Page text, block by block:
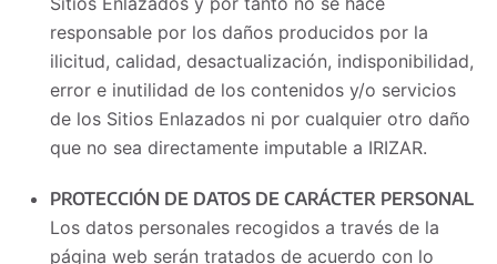
responsable por los daños producidos por la
ilicitud, calidad, desactualización, indisponibilidad,
error e inutilidad de los contenidos y/o servicios
de los Sitios Enlazados ni por cualquier otro daño
que no sea directamente imputable a IRIZAR.
PROTECCIÓN DE DATOS DE CARÁCTER PERSONAL
Los datos personales recogidos a través de la
página web serán tratados de acuerdo con lo